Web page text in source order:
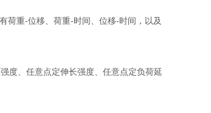
荷重-位移、荷重-时间、位移-时间，以及
度、任意点定伸长强度、任意点定负荷延